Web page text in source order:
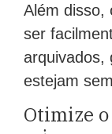
Além disso,
ser
arquivados,
estejam
Otimize